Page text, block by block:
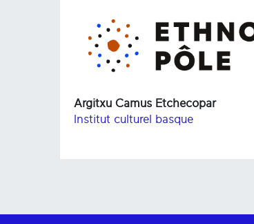
Argitxu Camus Etchecopar
Institut culturel basque